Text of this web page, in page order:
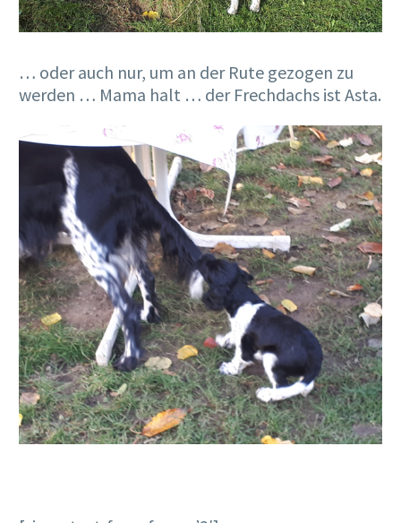
… oder auch nur, um an der Rute gezogen zu
werden … Mama halt … der Frechdachs ist Asta.